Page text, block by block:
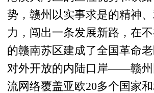
势，赣州以实事求是的精神
力，闯出一条发展新路，在
的赣南苏区建成了全国革命
对外开放的内陆口岸——赣州
流网络覆盖亚欧20多个国家